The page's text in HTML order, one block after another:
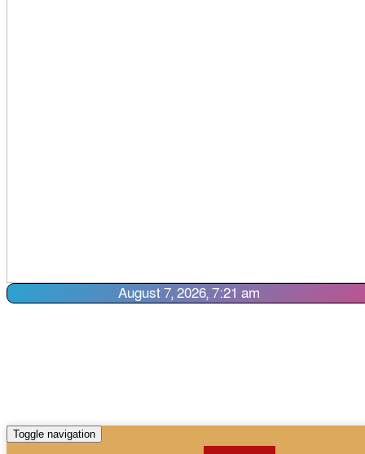
August 7, 2026, 7:21 am
Toggle navigation